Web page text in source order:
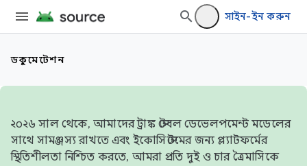
সাইন-ইন করুন
ডকুমেন্টেশন
২০২৬ সাল থেকে, আমাদের ট্রাঙ্ক স্টেবল ডেভেলপমেন্ট মডেলের
সাথে সামঞ্জস্য রাখতে এবং ইকোসিস্টেমের জন্য প্ল্যাটফর্মের
স্থিতিশীলতা নিশ্চিত করতে, আমরা প্রতি দুই ও চার ত্রৈমাসিকে